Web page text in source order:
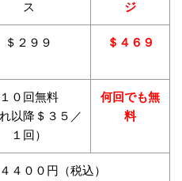
ス
ジ
＄２９９ ＄４６９
１０回無料
れ以降＄３５／
１回）
何回でも無
料
４００円（税込）